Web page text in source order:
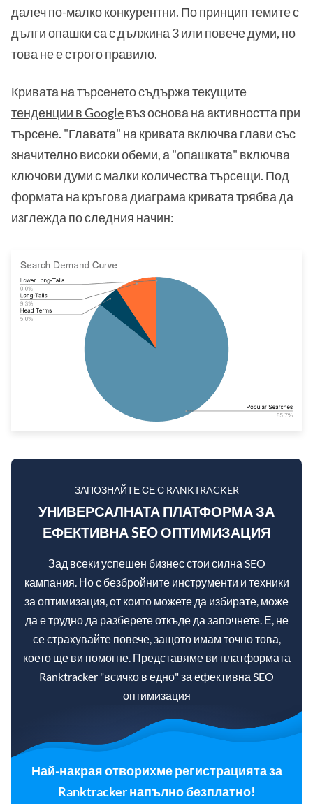
далеч по-малко конкурентни. По принцип темите с
дълги опашки са с дължина 3 или повече думи, но
това не е строго правило.
Кривата на търсенето съдържа текущите
тенденции в Googleвъз основа на активността при
търсене. "Главата" на кривата включва глави със
значително високи обеми, а "опашката" включва
ключови думи с малки количества търсещи. Под
формата на кръгова диаграма кривата трябва да
изглежда по следния начин:
ЗАПОЗНАЙТЕ СЕ С RANKTRACKER
УНИВЕРСАЛНАТА ПЛАТФОРМА ЗА
ЕФЕКТИВНА SEO ОПТИМИЗАЦИЯ
Зад всеки успешен бизнес стои силна SEO
кампания. Но с безбройните инструменти и техники
за оптимизация, от които можете да избирате, може
да е трудно да разберете откъде да започнете. Е, не
се страхувайте повече, защото имам точно това,
което ще ви помогне. Представяме ви платформата
Ranktracker "всичко в едно" за ефективна SEO
оптимизация
Най-накрая отворихме регистрацията за
Ranktracker напълно безплатно!